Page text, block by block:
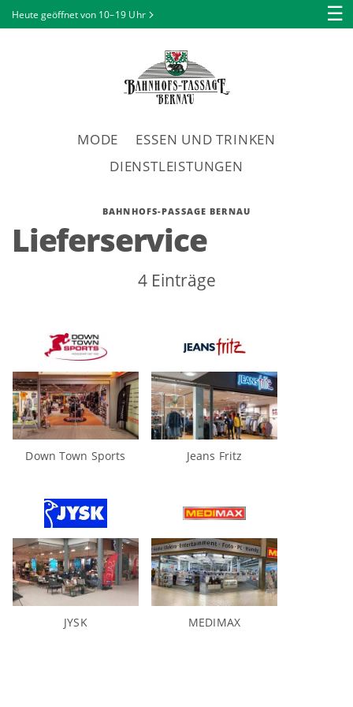
Heute geöffnet von 10–19 Uhr ☰
MODE
ESSEN UND TRINKEN
DIENSTLEISTUNGEN
BAHNHOFS-PASSAGE BERNAU
Lieferservice
4 Einträge
Down Town Sports Jeans Fritz
JYSK MEDIMAX